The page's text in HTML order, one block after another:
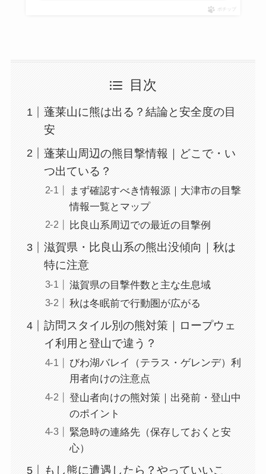
ポチップ
目次
蓬莱山に熊は出る？結論と安全度の目
安
蓬莱山周辺の熊目撃情報｜どこで・い
つ出ている？
まず確認すべき情報源｜大津市の目撃
情報一覧とマップ
比良山系周辺での最近の目撃例
滋賀県・比良山系の熊出没傾向｜秋は
特に注意
滋賀県の目撃件数と主な生息域
秋は冬眠前で行動圏が広がる
訪問スタイル別の熊対策｜ロープウェ
イ利用と登山で違う？
びわ湖バレイ（テラス・ゲレンデ）利
用者向けの注意点
登山者向けの熊対策｜出発前・登山中
のポイント
緊急時の連絡先（保存しておくと安
心）
もし熊に遭遇したら？やっていいこ